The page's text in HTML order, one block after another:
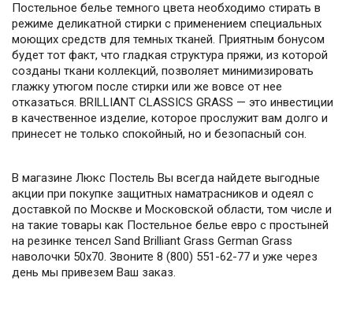
Постельное белье темного цвета необходимо стирать в
режиме деликатной стирки с применением специальных
моющих средств для темных тканей. Приятным бонусом
будет тот факт, что гладкая структура пряжи, из которой
созданы ткани коллекций, позволяет минимизировать
глажку утюгом после стирки или же вовсе от нее
отказаться. BRILLIANT CLASSICS GRASS — это инвестиции
в качественное изделие, которое прослужит вам долго и
принесет не только спокойный, но и безопасный сон.
В магазине Люкс Постель Вы всегда найдете выгодные
акции при покупке защитных наматрасников и одеял с
доставкой по Москве и Московской области, том числе и
на такие товары как Постельное белье евро с простыней
на резинке тенсел Sand Brilliant Grass German Grass
наволочки 50х70. Звоните 8 (800) 551-62-77 и уже через
день мы привезем Ваш заказ.